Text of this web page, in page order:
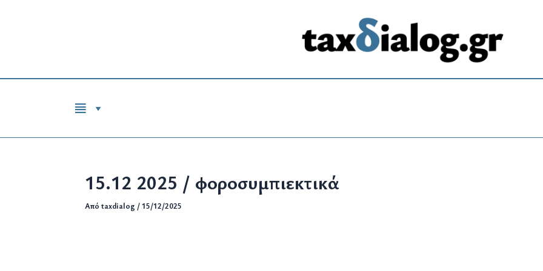
15.12 2025 / φοροσυμπιεκτικά
Από taxdialog /15/12/2025